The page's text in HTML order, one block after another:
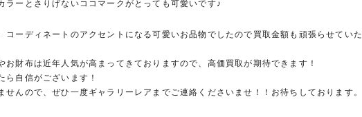
ラーとさりげないココマークがとっても可愛いです♪
コーディネートのアクセントになる可愛いお品物でしたので買取金額も頑張らせてい
お財布は近年人気が高まってきておりますので、高価買取が期待できます！
ら自信がございます！
せんので、ぜひ一度ギャラリーレアまでご連絡くださいませ！！お待ちしております。